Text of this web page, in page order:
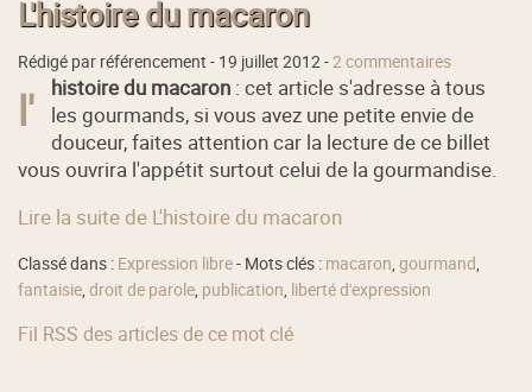
L'histoire du macaron
Rédigé par référencement - 19 juillet 2012-2 commentaires
l' histoire du macaron : cet article s'adresse à tous
les gourmands, si vous avez une petite envie de
douceur, faites attention car la lecture de ce billet
vous ouvrira l'appétit surtout celui de la gourmandise.
Lire la suite de L'histoire du macaron
Classé dans : Expression libre- Mots clés : macaron,gourmand,
fantaisie,droit de parole, publication, liberté d'expression
Fil RSS des articles de ce mot clé